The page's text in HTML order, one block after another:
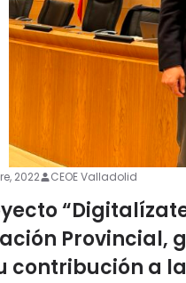
2022 CEOE Valladolid
Provincial,
contribución a